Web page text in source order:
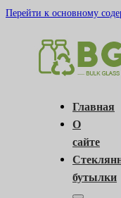
Перейти к основному
Главная
О
сайте
бутылки